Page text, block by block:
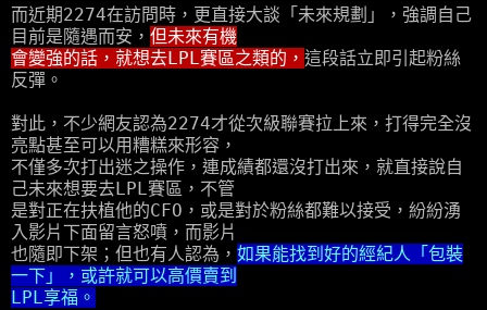
而近期2274在訪問時，更直接大談「未來規劃」，強調自己
目前是隨遇而安， 但未來有機
會變強的話，就想去LPL賽區之類的， 這段話立即引起粉絲
反彈。
對此，不少網友認為2274才從次級聯賽拉上來，打得完全沒
亮點甚至可以用糟糕來形容，
不僅多次打出迷之操作，連成績都還沒打出來，就直接說自
己未來想要去LPL賽區，不管
是對正在扶植他的CFO，或是對於粉絲都難以接受，紛紛湧
入影片下面留言怒噴，而影片
也隨即下架；但也有人認為， 如果能找到好的經紀人「包裝
一下」，或許就可以高價賣到
LPL享福。